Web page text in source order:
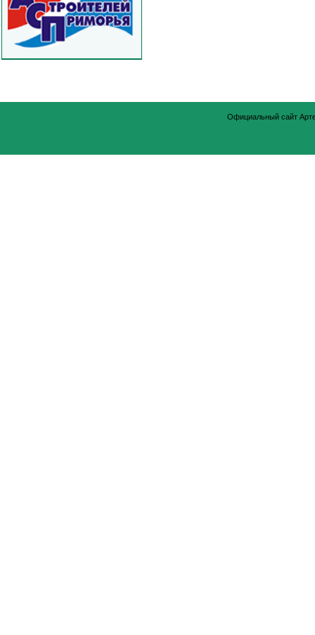
Официальный сайт